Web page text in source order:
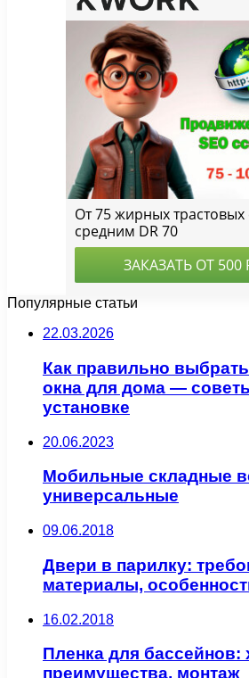
Популярные статьи
22.03.2026
Как правильно
окна для дома —
установке
20.06.2023
Мобильные складные
универсальные
09.06.2018
Двери в парилку:
материалы,
16.02.2018
Пленка для бассейнов:
преимущества, монтаж